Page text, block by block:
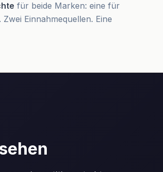
für beide Marken: eine für
Einnahmequellen. Eine